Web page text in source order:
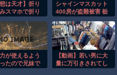
想は天才】折り
スマホで折り
いｗ
シャインマスカット
400房が盗難被害 栃
が使えるよう
たので兄妹で
【動画】若い男に大
量に万引きされてし